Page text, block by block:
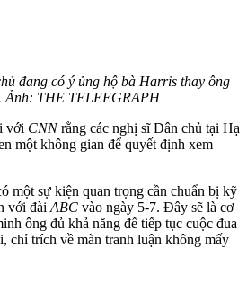
đang có ý ủng hộ bà Harris thay ông
Ảnh: THE TELEEGRAPH
với CNNrằng các nghị sĩ Dân chủ tại Hạ
một không gian để quyết định xem
một sự kiện quan trọng cần chuẩn bị kỹ
với đài ABC vào ngày 5-7. Đây sẽ là cơ
ông đủ khả năng để tiếp tục cuộc đua
chỉ trích về màn tranh luận không mấy